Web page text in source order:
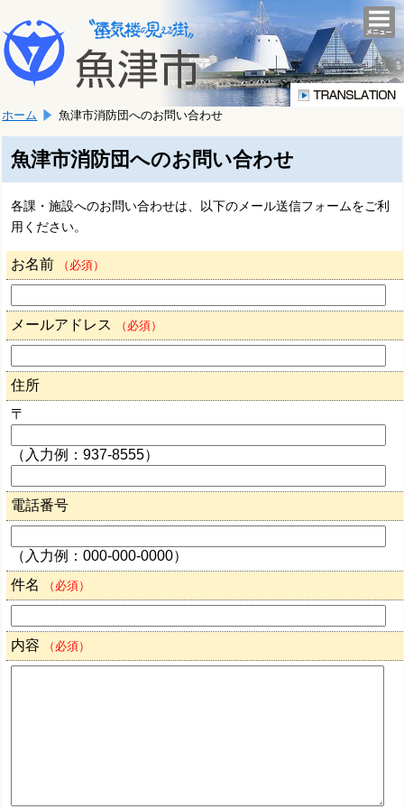
文
へ
移
ま
す。
こ
か
文
で
す。
ホーム 魚津市消防団へのお問い合わせ
魚津市消防団へのお問い合わせ
各課・施設へのお問い合わせは、以下のメール送信フォームをご利
用ください。
お名前 （必須）
メールアドレス （必須）
住所
〒
（入力例：937-8555）
電話番号
（入力例：000-000-0000）
件名
（必須）
内容 （必須）